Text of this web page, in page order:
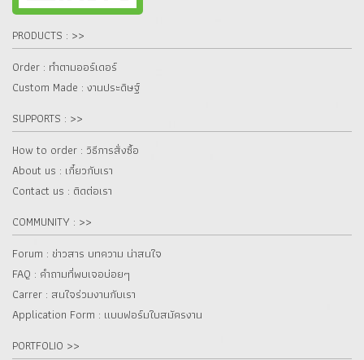
PRODUCTS : >>
Order : ทำตามออร์เดอร์
Custom Made : งานประดิษฐ์
SUPPORTS : >>
How to order : วิธีการสั่งซื้อ
About us : เกี๋ยวกับเรา
Contact us : ติดต่อเรา
COMMUNITY : >>
Forum : ข่าวสาร บทความ น่าสนใจ
FAQ : คำถามที่พบเจอบ่อยๆ
Carrer : สนใจร่วมงานกับเรา
Application Form : แบบฟอร์มใบสมัครงาน
PORTFOLIO >>